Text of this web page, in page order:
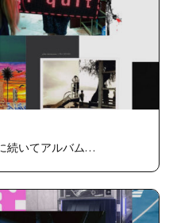
続いてアルバム…